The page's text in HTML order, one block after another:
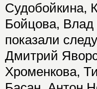
Судобойкина,
Бойцова,
показали
Дмитрий
Хроменкова,